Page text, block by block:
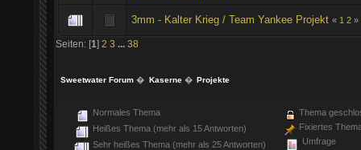
3mm - Kalter Krieg / Team Yankee Projekt « 1 2 »
Seiten: [1] 2 3 38
Sweetwater Forum � Kaserne� Projekte
Normales Thema
Heißes Thema (mehr als 15 Antworten)
Sehr heißes Thema (mehr als 25 Antworten)
Thema
Fixiertes
Umfrage